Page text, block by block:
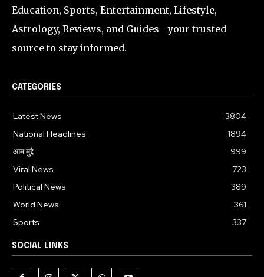
Education, Sports, Entertainment, Lifestyle,
Astrology, Reviews, and Guides—your trusted
source to stay informed.
CATEGORIES
Latest News
3804
National Headlines
1894
आम मुद्दे
999
Viral News
723
Political News
389
World News
361
Sports
337
SOCIAL LINKS